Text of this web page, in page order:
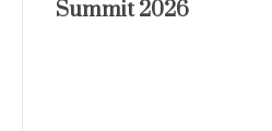
Summit 2026